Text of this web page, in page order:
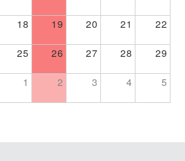
18 19 20 21 22
25 26 27 28 29
1 2 3 4 5